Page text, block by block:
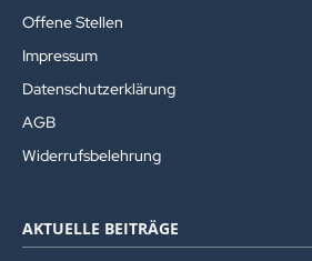
Offene Stellen
Impressum
Datenschutzerklärung
AGB
Widerrufsbelehrung
AKTUELLE BEITRÄGE